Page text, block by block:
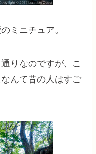
ミニチュア。
りなのですが、こ
んて昔の人はすご